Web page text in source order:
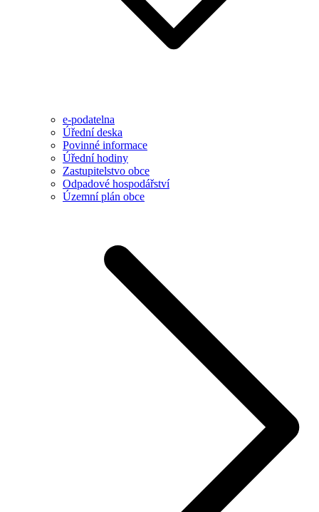
e-podatelna
Úřední deska
Povinné informace
Úřední hodiny
Zastupitelstvo obce
Odpadové hospodářství
Územní plán obce